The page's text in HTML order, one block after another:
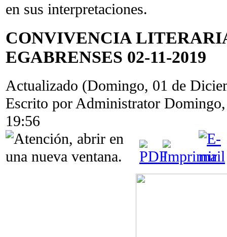
en sus interpretaciones.
CONVIVENCIA
EGABRENSES 02-11-2019
Actualizado (Domingo, 01 de
Escrito por Administrator
19:56